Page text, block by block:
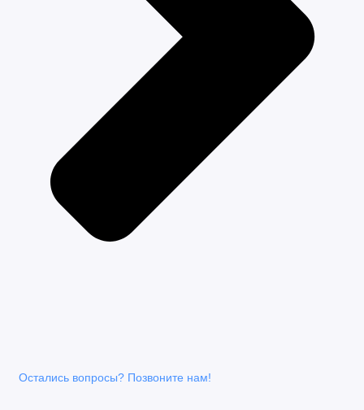
Остались вопросы? Позвоните нам!